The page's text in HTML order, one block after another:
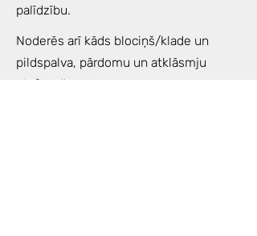
palīdzību.
Noderēs arī kāds blociņš/klade un
pildspalva, pārdomu un atklāsmju
piefiksēšanai.